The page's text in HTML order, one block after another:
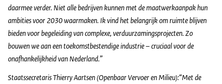
daarmee verder. Niet alle bedrijven kunnen met de maatwerkaanpak hun
ambities voor 2030 waarmaken. Ik vind het belangrijk om ruimte blijven
bieden voor begeleiding van complexe, verduurzamingsprojecten. Zo
bouwen we aan een toekomstbestendige industrie – cruciaal voor de
onafhankelijkheid van Nederland.”
Staatssecretaris Thierry Aartsen (Openbaar Vervoer en Milieu):“Met de